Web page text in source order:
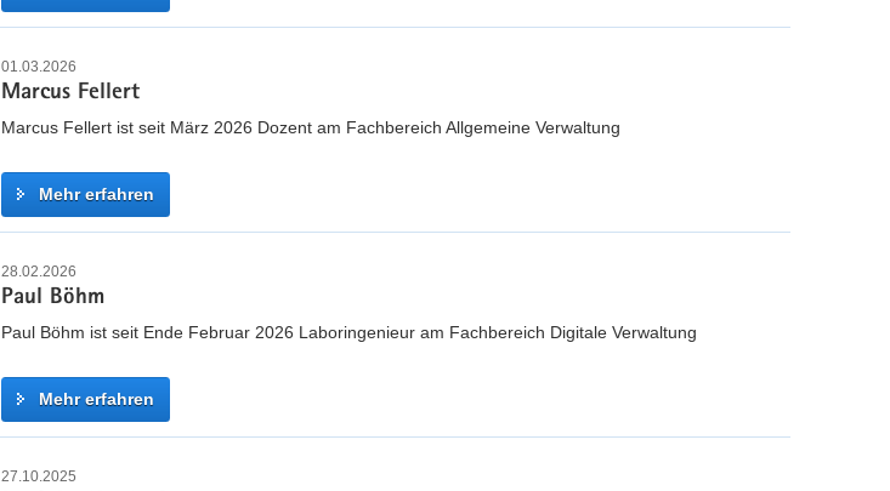
.
h
a
l
n
d
y
m
e
i
a
n
a
i
c
k
s
01.03.2026
Marcus Fellert
Marcus Fellert ist seit März 2026 Dozent am Fachbereich Allgemeine Verwaltung
Mehr erfahren
a
r
c
s
e
l
28.02.2026
Paul Böhm
Paul Böhm ist seit Ende Februar 2026 Laboringenieur am Fachbereich Digitale Verwaltung
Mehr erfahren
a
27.10.2025